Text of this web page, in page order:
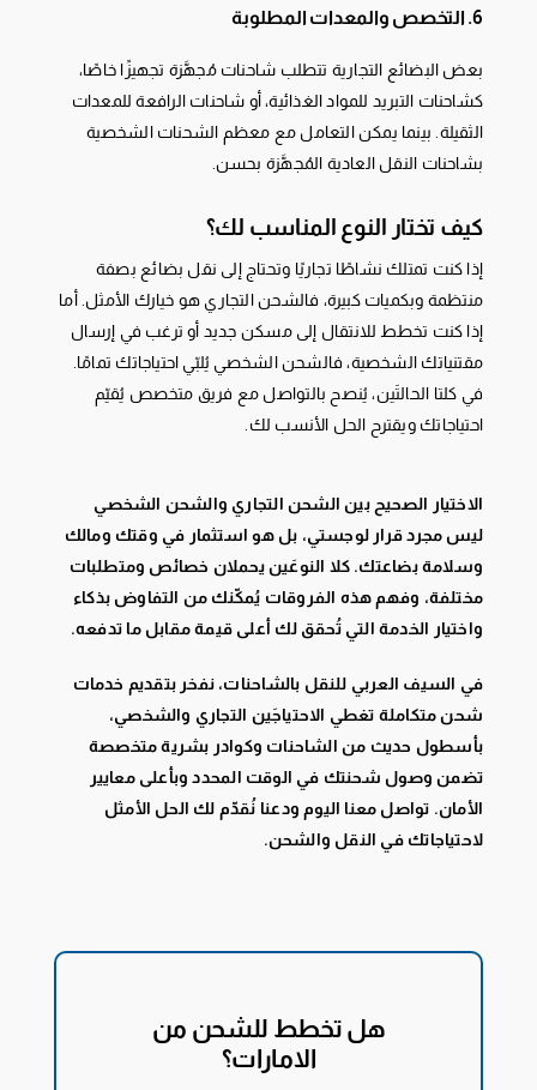
6. التخصص والمعدات المطلوبة
بعض البضائع التجارية تتطلب شاحنات مُجهَّزة تجهيزًا خاصًا،
كشاحنات التبريد للمواد الغذائية، أو شاحنات الرافعة للمعدات
الثقيلة. بينما يمكن التعامل مع معظم الشحنات الشخصية
بشاحنات النقل العادية المُجهَّزة بحسن.
كيف تختار النوع المناسب لك؟
إذا كنت تمتلك نشاطًا تجاريًا وتحتاج إلى نقل بضائع بصفة
منتظمة وبكميات كبيرة، فالشحن التجاري هو خيارك الأمثل. أما
إذا كنت تخطط للانتقال إلى مسكن جديد أو ترغب في إرسال
مقتنياتك الشخصية، فالشحن الشخصي يُلبّي احتياجاتك تمامًا.
في كلتا الحالتَين، يُنصح بالتواصل مع فريق متخصص يُقيّم
احتياجاتك ويقترح الحل الأنسب لك.
الاختيار الصحيح بين الشحن التجاري والشحن الشخصي
ليس مجرد قرار لوجستي، بل هو استثمار في وقتك ومالك
وسلامة بضاعتك. كلا النوعَين يحملان خصائص ومتطلبات
مختلفة، وفهم هذه الفروقات يُمكّنك من التفاوض بذكاء
واختيار الخدمة التي تُحقق لك أعلى قيمة مقابل ما تدفعه.
في السيف العربي للنقل بالشاحنات، نفخر بتقديم خدمات
شحن متكاملة تغطي الاحتياجَين التجاري والشخصي،
بأسطول حديث من الشاحنات وكوادر بشرية متخصصة
تضمن وصول شحنتك في الوقت المحدد وبأعلى معايير
الأمان. تواصل معنا اليوم ودعنا نُقدّم لك الحل الأمثل
لاحتياجاتك في النقل والشحن.
هل تخطط للشحن من
الامارات؟